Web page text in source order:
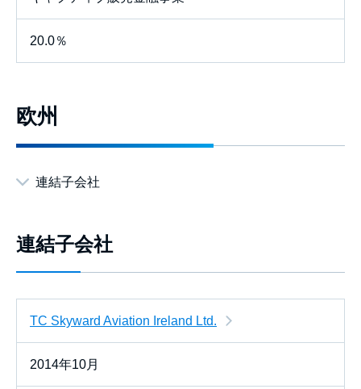
20.0％
欧州
連結子会社
連結子会社
TC Skyward Aviation Ireland Ltd.
2014年10月